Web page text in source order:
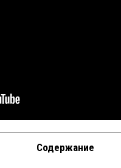
Содержание